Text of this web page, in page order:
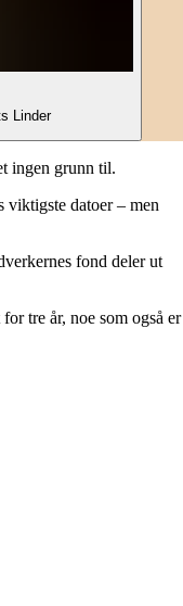
Linder
ingen grunn til.
viktigste datoer – men
fond deler ut
tre år, noe som også er